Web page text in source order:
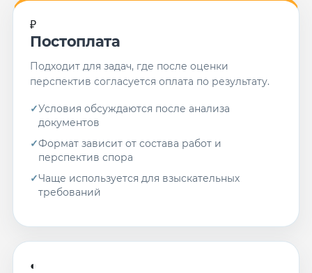
₽
Постоплата
Подходит для задач, где после оценки
перспектив согласуется оплата по результату.
Условия обсуждаются после анализа
документов
Формат зависит от состава работ и
перспектив спора
Чаще используется для взыскательных
требований
◐